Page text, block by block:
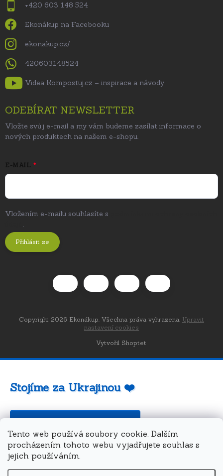
Tento web používá soubory cookie. Dalším
procházením tohoto webu vyjadřujete souhlas s
jejich používáním.
+420 603 148 524
Ekonákup na Facebooku
ekonakup.cz/
420603148524
Videa Kompostuj.cz – inspirace a návody
ODEBÍRAT NEWSLETTER
Vložte svůj e-mail a my vám budeme zasílat informace o
nových produktech na našem e-shopu.
E-MAIL
Vložením e-mailu souhlasíte s
.
Přihlásit se
Vytvořil Shoptet
Copyright 2026 Ekonákup. Všechna práva vyhrazena. Upravit
nastavení cookies
Stojíme za Ukrajinou ❤️